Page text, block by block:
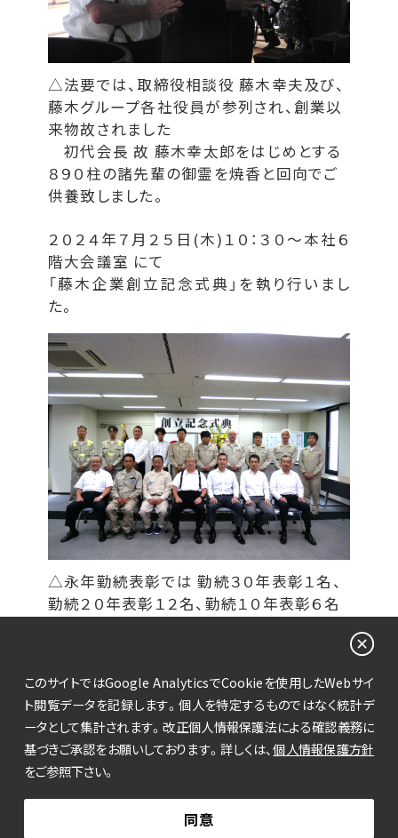
△法要では、取締役相談役 藤木幸夫及び、
藤木グループ各社役員が参列され、創業以
来物故されました
初代会長 故 藤木幸太郎をはじめとする
８９０柱の諸先輩の御霊を焼香と回向でご
供養致しました。
２０２４年７月２５日(木)１０：３０～本社６
階大会議室 にて
「藤木企業創立記念式典」を執り行いまし
た。
△永年勤続表彰では 勤続３０年表彰１名、
勤続２０年表彰１２名、勤続１０年表彰６名
前のページへ戻る
Copyright©2011 Fujiki Kigyo Corporation All Reserved
このサイトではGoogle AnalyticsでCookieを使用したWebサイ
ト閲覧データを記録します。個人を特定するものではなく統計デ
ータとして集計されます。改正個人情報保護法による確認義務に
基づきご承認をお願いしております。詳しくは、個人情報保護方針
をご参照下さい。
同意